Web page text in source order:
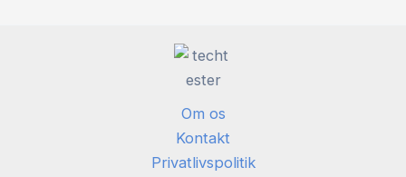
Om os
Kontakt
Privatlivspolitik